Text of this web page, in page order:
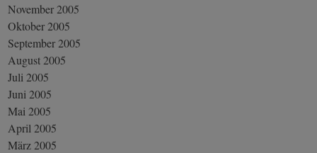
November 2005
Oktober 2005
September 2005
August 2005
Juli 2005
Juni 2005
Mai 2005
April 2005
März 2005